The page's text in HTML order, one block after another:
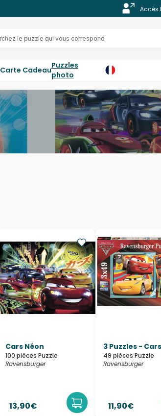
Accès
Carte CadeauPuzzles
photo
Cars Néon
100 pièces Puzzle
Ravensburger
13,90€
3 Puzzles -
49 pièces Puzzle
Ravensburger
11,90€